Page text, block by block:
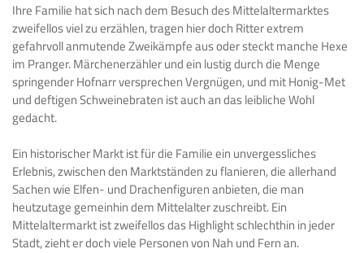
Ihre Familie hat sich nach dem Besuch des Mittelaltermarktes
zweifellos viel zu erzählen, tragen hier doch Ritter extrem
gefahrvoll anmutende Zweikämpfe aus oder steckt manche Hexe
im Pranger. Märchenerzähler und ein lustig durch die Menge
springender Hofnarr versprechen Vergnügen, und mit Honig-Met
und deftigen Schweinebraten ist auch an das leibliche Wohl
gedacht.
Ein historischer Markt ist für die Familie ein unvergessliches
Erlebnis, zwischen den Marktständen zu flanieren, die allerhand
Sachen wie Elfen- und Drachenfiguren anbieten, die man
heutzutage gemeinhin dem Mittelalter zuschreibt. Ein
Mittelaltermarkt ist zweifellos das Highlight schlechthin in jeder
Stadt, zieht er doch viele Personen von Nah und Fern an.